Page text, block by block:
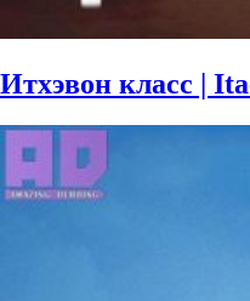
Итхэвон класс |